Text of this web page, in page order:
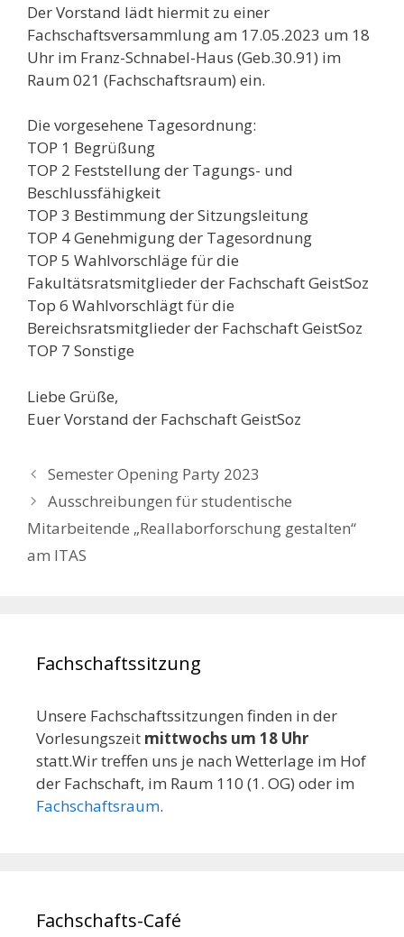
Der Vorstand lädt hiermit zu einer
Fachschaftsversammlung am 17.05.2023 um 18
Uhr im Franz-Schnabel-Haus (Geb.30.91) im
Raum 021 (Fachschaftsraum) ein.
Die vorgesehene Tagesordnung:
TOP 1 Begrüßung
TOP 2 Feststellung der Tagungs- und
Beschlussfähigkeit
TOP 3 Bestimmung der Sitzungsleitung
TOP 4 Genehmigung der Tagesordnung
TOP 5 Wahlvorschläge für die
Fakultätsratsmitglieder der Fachschaft GeistSoz
Top 6 Wahlvorschlägt für die
Bereichsratsmitglieder der Fachschaft GeistSoz
TOP 7 Sonstige
Liebe Grüße,
Euer Vorstand der Fachschaft GeistSoz
Semester Opening Party 2023
Ausschreibungen für studentische
Mitarbeitende „Reallaborforschung gestalten“
am ITAS
Fachschaftssitzung
Unsere Fachschaftssitzungen finden in der
Vorlesungszeit mittwochs um 18 Uhr
statt.Wir treffen uns je nach Wetterlage im Hof
der Fachschaft, im Raum 110 (1. OG) oder im
Fachschaftsraum.
Fachschafts-Café